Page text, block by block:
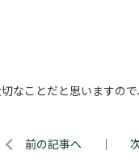
なことだと思いますの
前の記事へ ｜